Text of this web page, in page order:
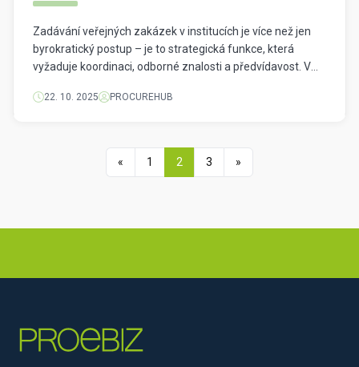
Zadávání veřejných zakázek v institucích je více než jen
byrokratický postup – je to strategická funkce, která
vyžaduje koordinaci, odborné znalosti a předvídavost. V
Palákovou z ministerstva kultury a Zuzanu Bučekovou z
22. 10. 2025 PROCUREHUB
« 1 2 3 »